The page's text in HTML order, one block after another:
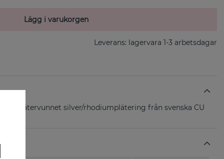
Lägg i varukorgen
Leverans: lagervara 1-3 arbetsdagar
i återvunnet silver/rhodiumplätering från svenska CU